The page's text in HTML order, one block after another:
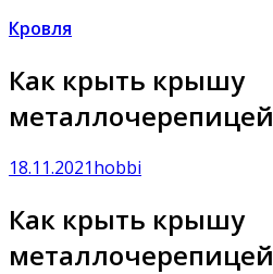
Кровля
Как крыть крышу
металлочерепицей
18.11.2021hobbi
Как крыть крышу
металлочерепицей